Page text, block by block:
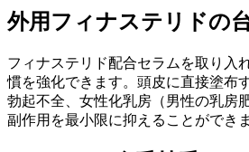
外用フィナステリドの
フィナステリド配合セラムを取り入
慣を強化できます。頭皮に直接塗布
勃起不全、女性化乳房（男性の乳房
副作用を最小限に抑えることができま